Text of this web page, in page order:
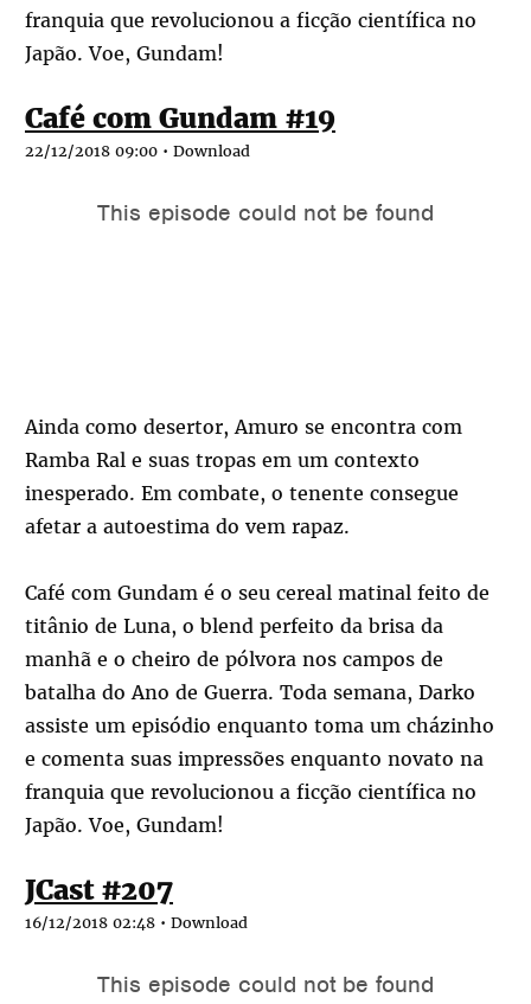
franquia que revolucionou a ficção científica no
Japão. Voe, Gundam!
Café com Gundam #19
22/12/2018 09:00 • Download
Ainda como desertor, Amuro se encontra com
Ramba Ral e suas tropas em um contexto
inesperado. Em combate, o tenente consegue
afetar a autoestima do vem rapaz.
Café com Gundam é o seu cereal matinal feito de
titânio de Luna, o blend perfeito da brisa da
manhã e o cheiro de pólvora nos campos de
batalha do Ano de Guerra. Toda semana, Darko
assiste um episódio enquanto toma um cházinho
e comenta suas impressões enquanto novato na
franquia que revolucionou a ficção científica no
Japão. Voe, Gundam!
JCast #207
16/12/2018 02:48 • Download